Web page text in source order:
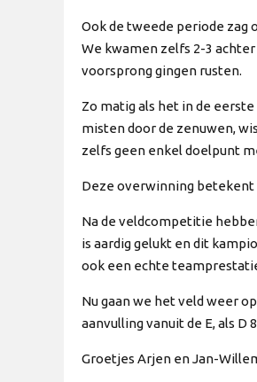
Ook de tweede periode zag
We kwamen zelfs 2-3
voorsprong gingen rusten.
Zo matig als het in de
misten door de zenuwen,
zelfs geen enkel doelpunt
Deze overwinning betekent
Na de veldcompetitie
is aardig gelukt en dit
ook een echte
Nu gaan we het veld weer
aanvulling vanuit de E, als D
Groetjes Arjen en Jan-